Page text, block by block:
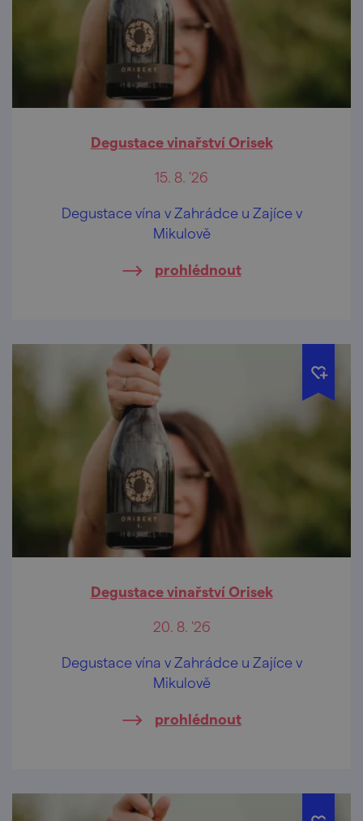
Degustace vinařství Orisek
15. 8. '26
Degustace vína v Zahrádce u Zajíce v
Mikulově
prohlédnout
Degustace vinařství Orisek
20. 8. '26
Degustace vína v Zahrádce u Zajíce v
Mikulově
prohlédnout